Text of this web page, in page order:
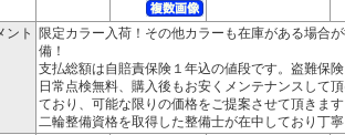
ント 限定カラー入荷！その他カラーも在庫がある場合
備！
支払総額は自賠責保険１年込の値段です。盗難保
日常点検無料、購入後もお安くメンテナンスして
ており、可能な限りの価格をご提案させて頂きま
二輪整備資格を取得した整備士が在中しており丁